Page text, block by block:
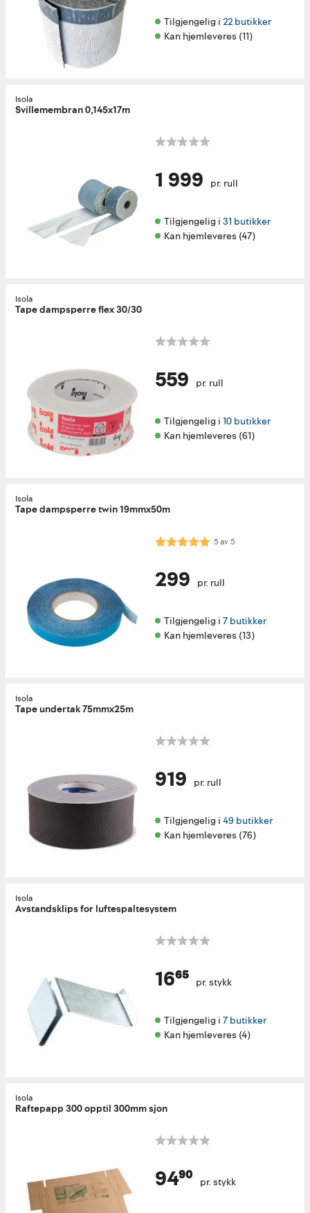
Tilgjengelig i 22 butikker
Kan hjemleveres (11)
Isola
Svillemembran 0,145x17m
1 999 pr. rull
Tilgjengelig i 31 butikker
Kan hjemleveres (47)
Isola
Tape dampsperre flex 30/30
559 pr. rull
Tilgjengelig i 10 butikker
Kan hjemleveres (61)
Isola
Tape dampsperre twin 19mmx50m
Karakter: 5.0 av 5 mulige
5av5
299 pr. rull
Tilgjengelig i 7 butikker
Kan hjemleveres (13)
Isola
Tape undertak 75mmx25m
919 pr. rull
Tilgjengelig i 49 butikker
Kan hjemleveres (76)
Isola
Avstandsklips for luftespaltesystem
16⁶⁵ pr. stykk
Tilgjengelig i 7 butikker
Kan hjemleveres (4)
Isola
Raftepapp 300 opptil 300mm sjon
94⁹⁰ pr. stykk